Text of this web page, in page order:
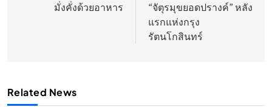
มั่งคั่งด้วยอาหาร
“จัตุรมุขยอดปรางค์” หลัง
แรกแห่งกรุง
รัตนโกสินทร์
Related News